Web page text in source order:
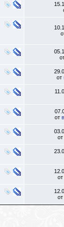
от
от
от
от
от